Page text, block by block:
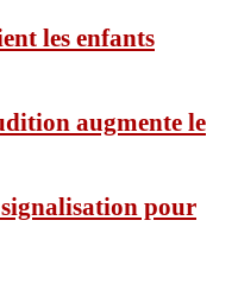
les enfants
augmente le
pour